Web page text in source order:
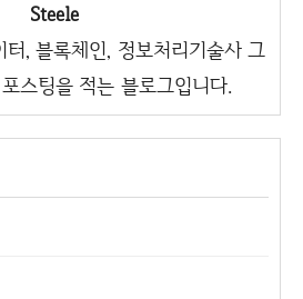
Steele
, 블록체인, 정보처리기술사 그
스팅을 적는 블로그입니다.